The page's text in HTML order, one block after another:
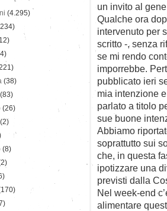
un invito al
Qualche ora
intervenuto per
scritto -, senza
se mi rendo
imporrebbe.
pubblicato ieri
mia intenzione
parlato a titolo
sue buone
Abbiamo
soprattutto sui
che, in questa
ipotizzare una
previsti dalla
Nel week-end
alimentare
(4.295)
(38)
(83)
(26)
(2)
(8)